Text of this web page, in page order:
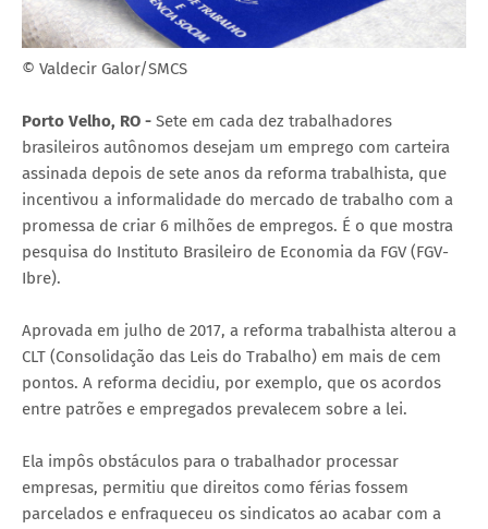
© Valdecir Galor/SMCS
Porto Velho, RO - Sete em cada dez trabalhadores
brasileiros autônomos desejam um emprego com carteira
assinada depois de sete anos da reforma trabalhista, que
incentivou a informalidade do mercado de trabalho com a
promessa de criar 6 milhões de empregos. É o que mostra
pesquisa do Instituto Brasileiro de Economia da FGV (FGV-
Ibre).
Aprovada em julho de 2017, a reforma trabalhista alterou a
CLT (Consolidação das Leis do Trabalho) em mais de cem
pontos. A reforma decidiu, por exemplo, que os acordos
entre patrões e empregados prevalecem sobre a lei.
Ela impôs obstáculos para o trabalhador processar
empresas, permitiu que direitos como férias fossem
parcelados e enfraqueceu os sindicatos ao acabar com a